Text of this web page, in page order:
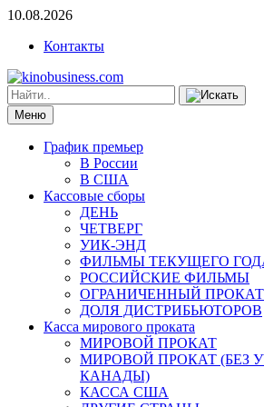
10.08.2026
Контакты
Меню
График премьер
В России
В США
Кассовые сборы
ДЕНЬ
ЧЕТВЕРГ
УИК-ЭНД
ФИЛЬМЫ ТЕКУЩЕГО
РОССИЙСКИЕ ФИЛЬМЫ
ОГРАНИЧЕННЫЙ ПРОКАТ
ДОЛЯ ДИСТРИБЬЮТОРОВ
Касса мирового проката
МИРОВОЙ ПРОКАТ
МИРОВОЙ ПРОКАТ (БЕЗ
КАНАДЫ)
КАССА США